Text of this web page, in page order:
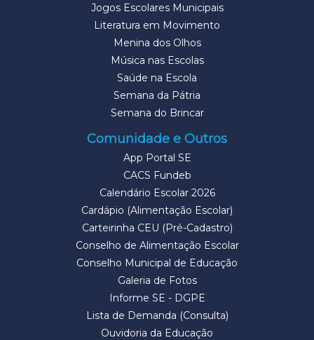
Jogos Escolares Municipais
Literatura em Movimento
Menina dos Olhos
Música nas Escolas
Saúde na Escola
Semana da Pátria
Semana do Brincar
Comunidade e Outros
App Portal SE
CACS Fundeb
Calendário Escolar 2026
Cardápio (Alimentação Escolar)
Carteirinha CEU (Pré-Cadastro)
Conselho de Alimentação Escolar
Conselho Municipal de Educação
Galeria de Fotos
Informe SE - DGPE
Lista de Demanda (Consulta)
Ouvidoria da Educação